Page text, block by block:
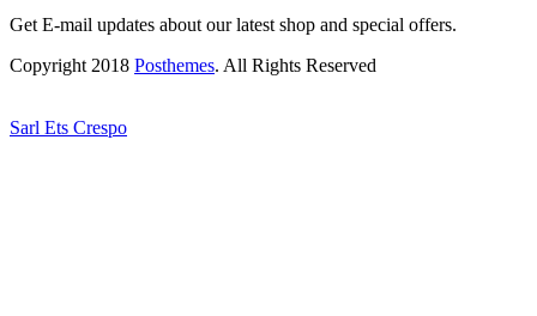
Get E-mail updates about our latest shop and special offers.
Copyright 2018 Posthemes. All Rights Reserved
Sarl Ets Crespo